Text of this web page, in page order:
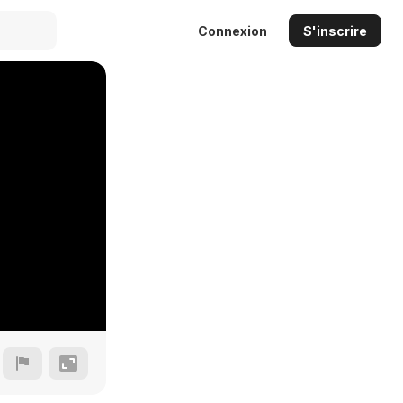
Connexion S'inscrire